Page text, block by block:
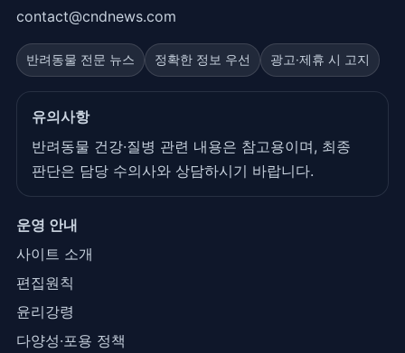
contact@cndnews.com
반려동물 전문 뉴스 정확한 정보 우선 광고·제휴 시 고지
유의사항
반려동물 건강·질병 관련 내용은 참고용이며, 최종
판단은 담당 수의사와 상담하시기 바랍니다.
운영 안내
사이트 소개
편집원칙
윤리강령
다양성·포용 정책